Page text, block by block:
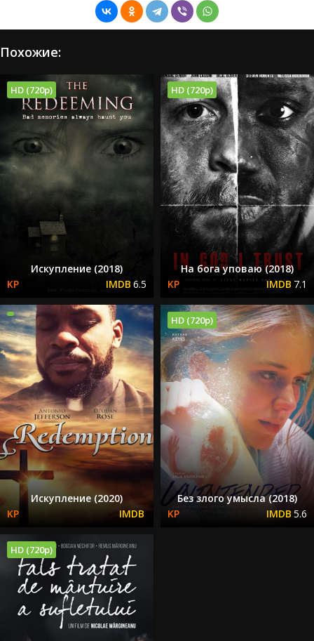
Похожие:
HD (720p)
Искупление (2018)
6.5
HD (720p)
На бога уповаю (2018)
7.1
Искупление (2020)
HD (720p)
Без злого умысла (2018)
5.6
HD (720p)